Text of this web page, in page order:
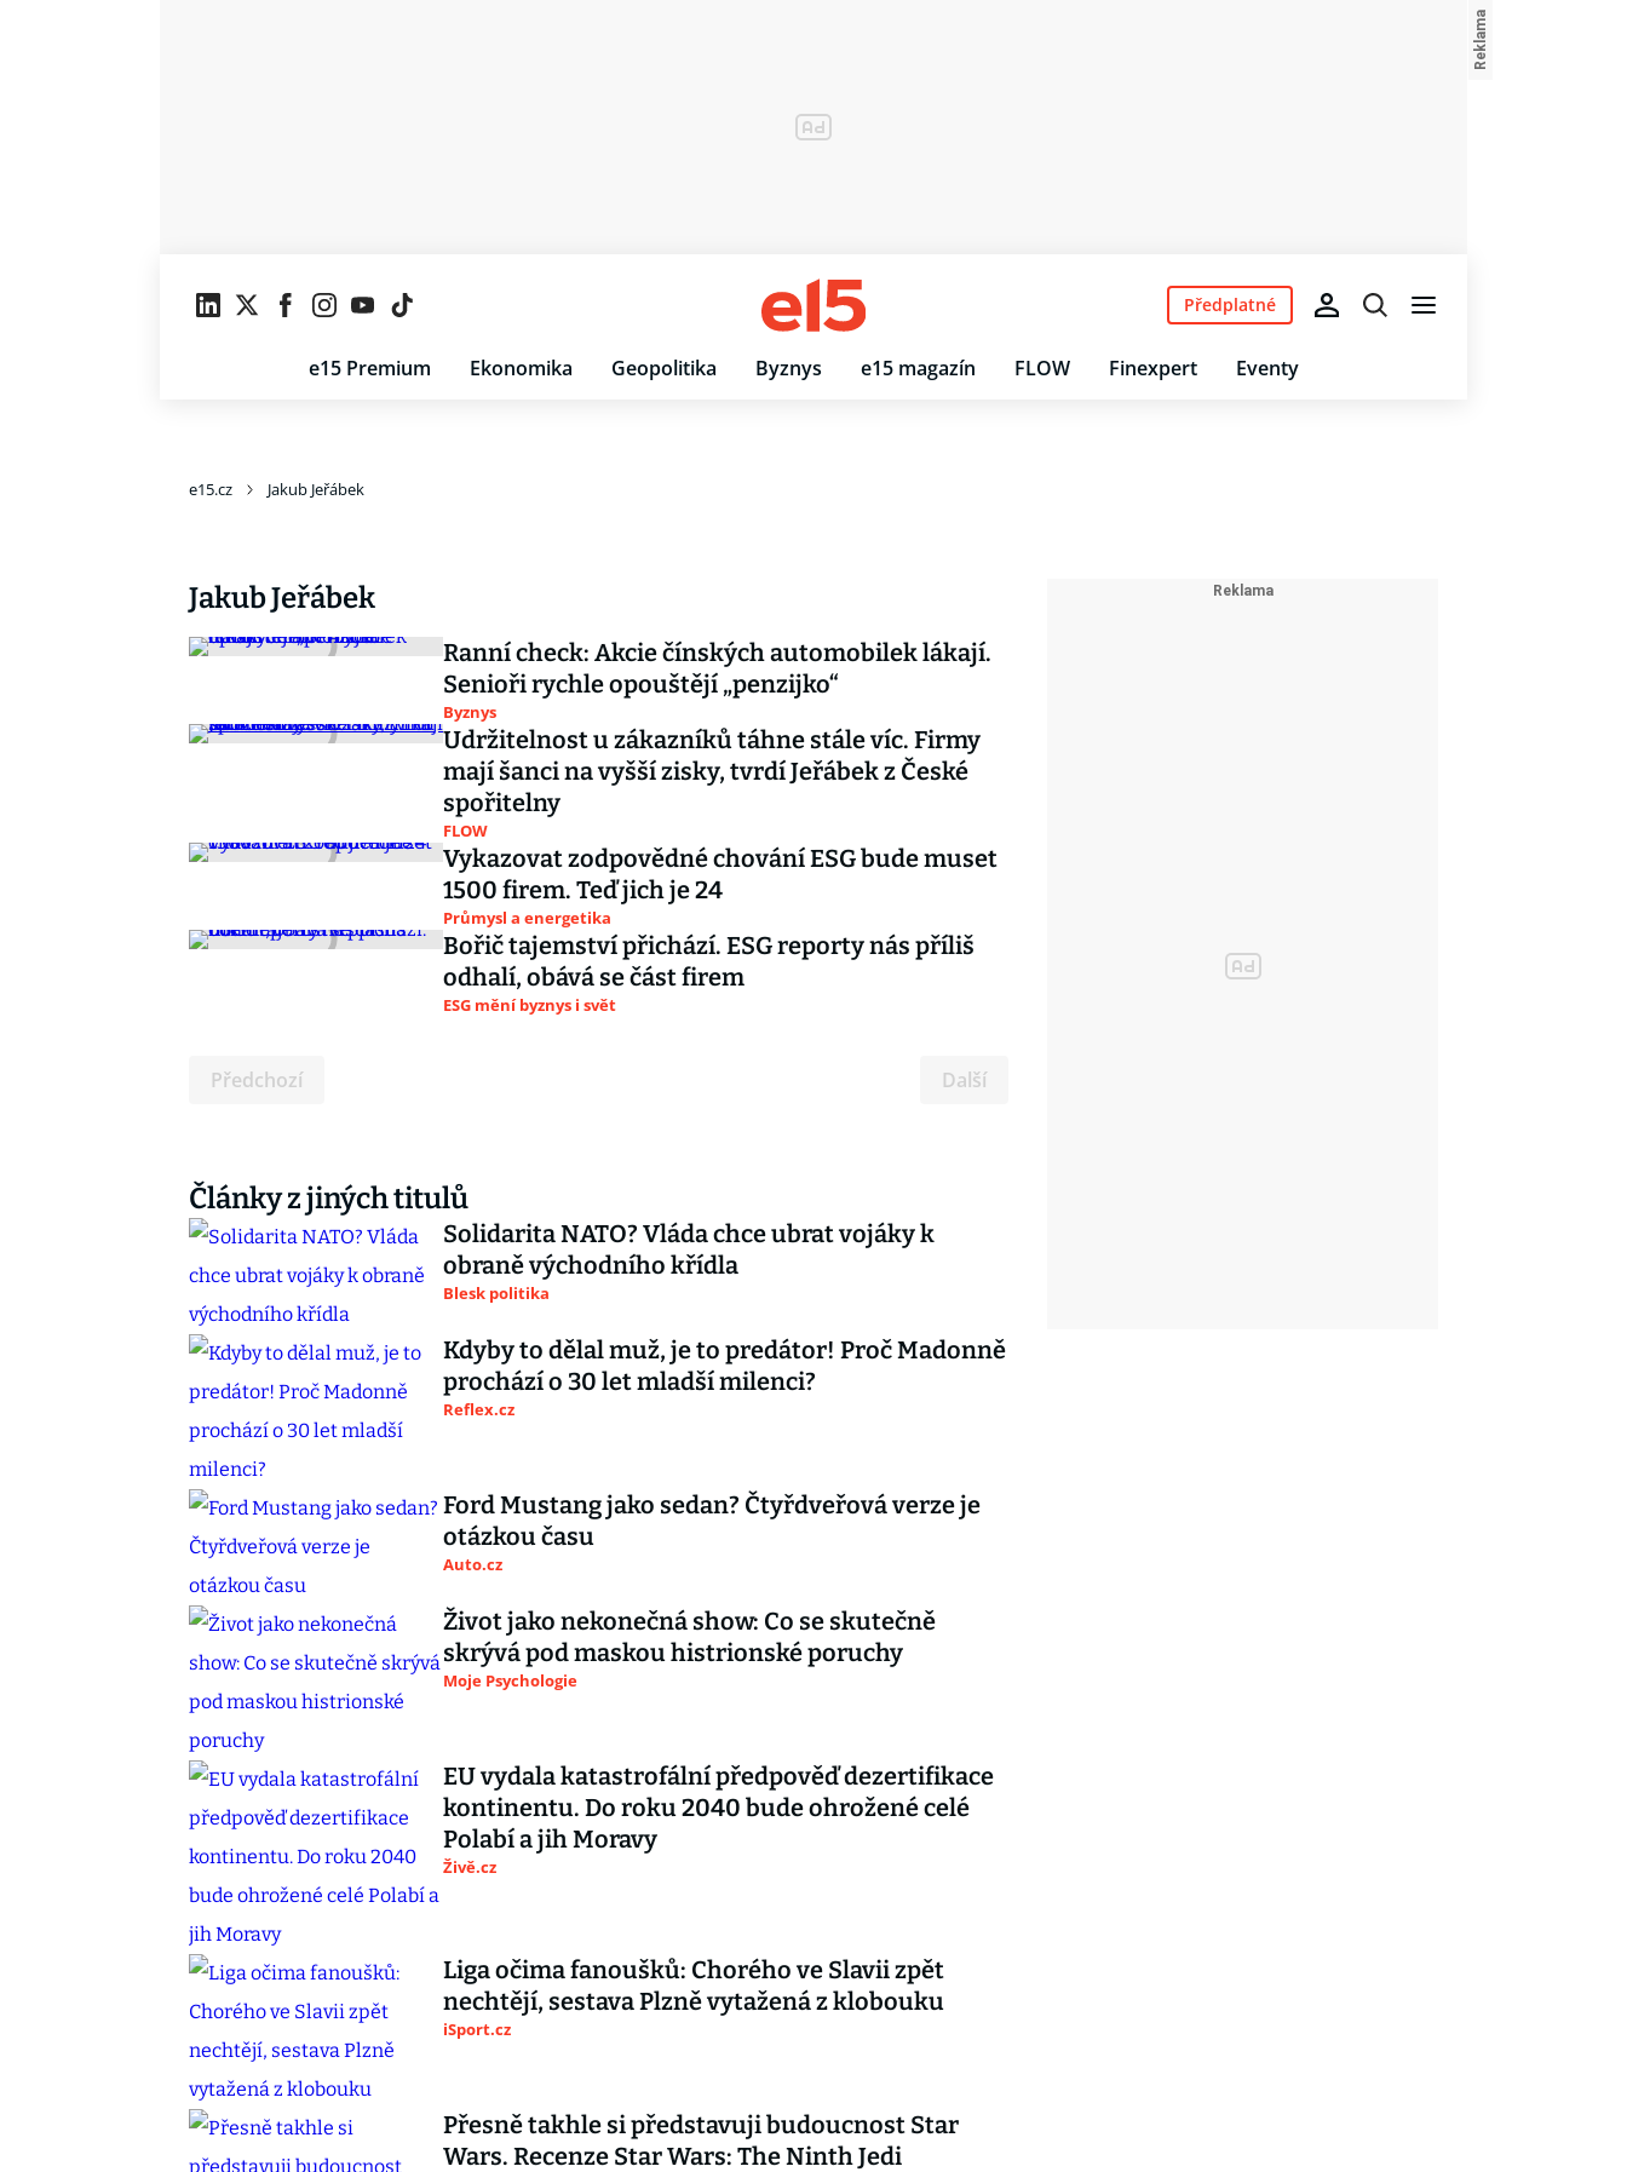
e15 Premium Ekonomika Geopolitika Byznys e15 magazín FLOW Finexpert Eventy
Předplatné
e15.cz Jakub Jeřábek
Jakub Jeřábek
Ranní check: Akcie čínských automobilek lákají.
Senioři rychle opouštějí „penzijko“
Byznys
Udržitelnost u zákazníků táhne stále víc. Firmy
mají šanci na vyšší zisky, tvrdí Jeřábek z České
spořitelny
FLOW
Vykazovat zodpovědné chování ESG bude muset
1500 firem. Teď jich je 24
Průmysl a energetika
Bořič tajemství přichází. ESG reporty nás příliš
odhalí, obává se část firem
ESG mění byznys i svět
Předchozí Další
Články z jiných titulů
Solidarita NATO? Vláda chce ubrat vojáky k
obraně východního křídla
Blesk politika
Kdyby to dělal muž, je to predátor! Proč Madonně
prochází o 30 let mladší milenci?
Reflex.cz
Ford Mustang jako sedan? Čtyřdveřová verze je
otázkou času
Auto.cz
Život jako nekonečná show: Co se skutečně
skrývá pod maskou histrionské poruchy
Moje Psychologie
EU vydala katastrofální předpověď dezertifikace
kontinentu. Do roku 2040 bude ohrožené celé
Polabí a jih Moravy
Živě.cz
Liga očima fanoušků: Chorého ve Slavii zpět
nechtějí, sestava Plzně vytažená z klobouku
iSport.cz
Přesně takhle si představuji budoucnost Star
Wars. Recenze Star Wars: The Ninth Jedi